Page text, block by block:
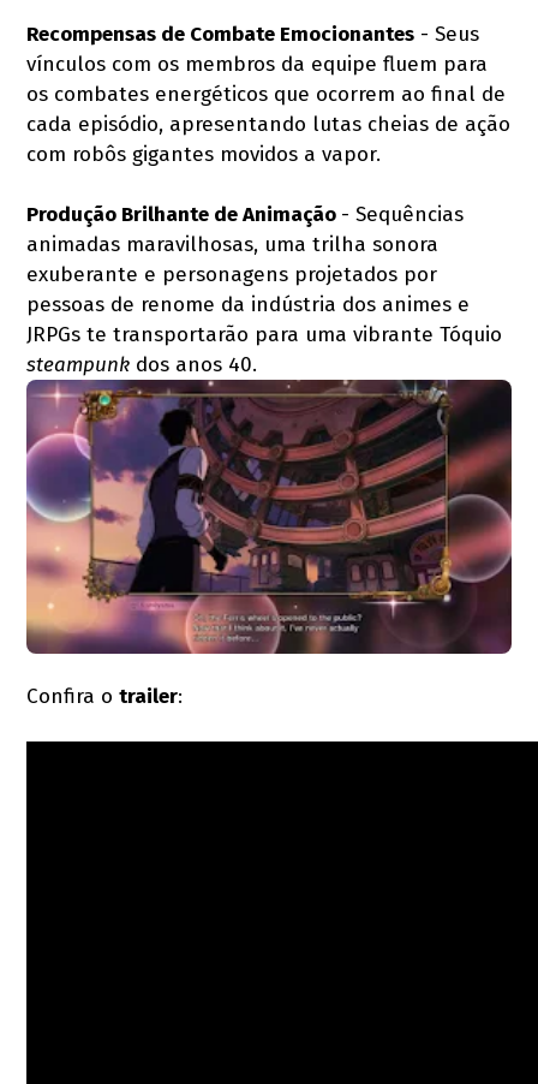
Recompensas de Combate Emocionantes - Seus
vínculos com os membros da equipe fluem para
os combates energéticos que ocorrem ao final de
cada episódio, apresentando lutas cheias de ação
com robôs gigantes movidos a vapor.
Produção Brilhante de Animação - Sequências
animadas maravilhosas, uma trilha sonora
exuberante e personagens projetados por
pessoas de renome da indústria dos animes e
JRPGs te transportarão para uma vibrante Tóquio
steampunk dos anos 40.
Confira otrailer: